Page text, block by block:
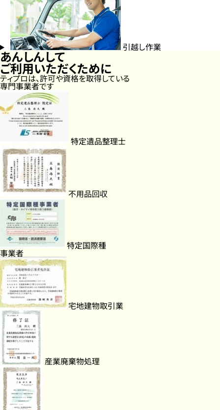
引越し作業
あんしんして
ご利用いただくために
ティプロは、許可や資格を取得している
専門事業者です
特定遺品整理士
不用品回収
特定国際種
事業者
宅地建物取引業
産業廃棄物処理